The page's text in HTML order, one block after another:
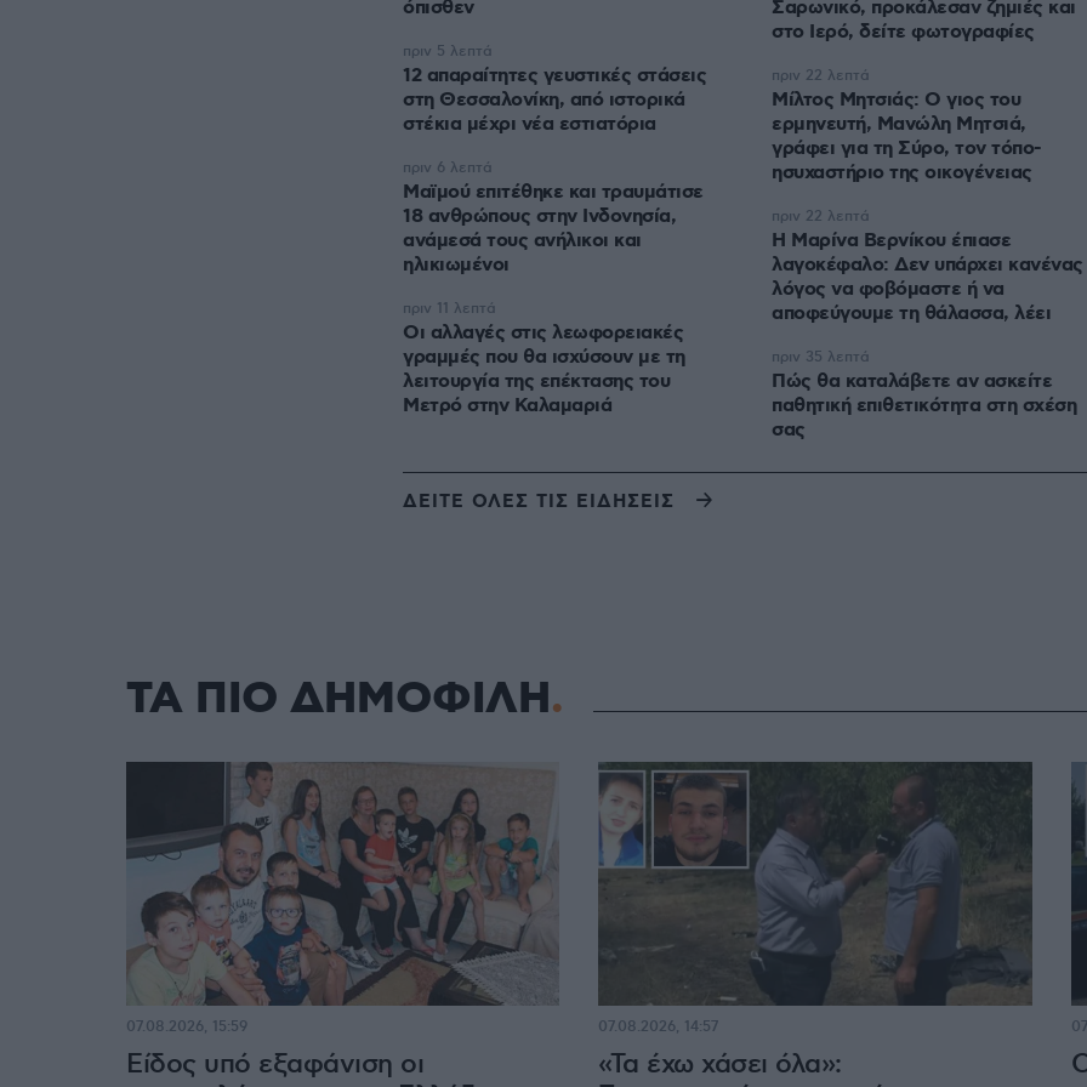
όπισθεν
12 απαραίτητες γευστικές στάσεις
στη Θεσσαλονίκη, από ιστορικά
στέκια μέχρι νέα εστιατόρια
πριν 5 λεπτά
Μαϊμού επιτέθηκε και τραυμάτισε
18 ανθρώπους στην Ινδονησία,
ανάμεσά τους ανήλικοι και
ηλικιωμένοι
πριν 6 λεπτά
Οι αλλαγές στις λεωφορειακές
γραμμές που θα ισχύσουν με τη
λειτουργία της επέκτασης του
Μετρό στην Καλαμαριά
πριν 11 λεπτά
Σαρωνικό, προκάλεσαν ζημιές και
στο Ιερό, δείτε φωτογραφίες
Μίλτος Μητσιάς: Ο γιος του
ερμηνευτή, Μανώλη Μητσιά,
γράφει για τη Σύρο, τον τόπο-
ησυχαστήριο της οικογένειας
πριν 22 λεπτά
Η Μαρίνα Βερνίκου έπιασε
λαγοκέφαλο: Δεν υπάρχει κανένας
λόγος να φοβόμαστε ή να
αποφεύγουμε τη θάλασσα, λέει
πριν 22 λεπτά
Πώς θα καταλάβετε αν ασκείτε
παθητική επιθετικότητα στη σχέση
σας
πριν 35 λεπτά
ΔΕΙΤΕ ΟΛΕΣ ΤΙΣ ΕΙΔΗΣΕΙΣ
ΤΑ ΠΙΟ ΔΗΜΟΦΙΛΗ
Είδος υπό εξαφάνιση οι
07.08.2026, 15:59
«Τα έχω χάσει όλα»:
07.08.2026, 14:57